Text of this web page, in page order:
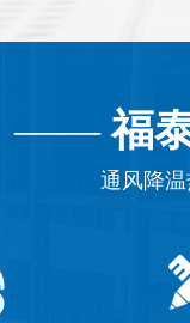
——福
通风降